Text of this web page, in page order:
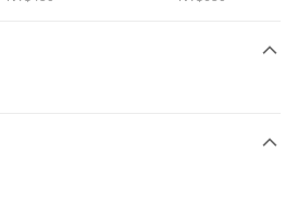
，再付款。
】
含以上)免運費